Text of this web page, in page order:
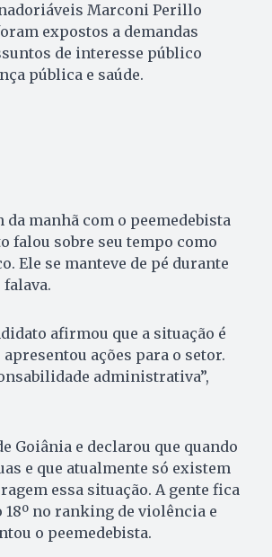
Marconi Perillo
expostos a demandas
de interesse público
pública e saúde.
manhã com o peemedebista
falou sobre seu tempo como
Ele se manteve de pé durante
afirmou que a situação é
ações para o setor.
administrativa”,
Goiânia e declarou que quando
e que atualmente só existem
essa situação. A gente fica
18º no ranking de violência e
o peemedebista.